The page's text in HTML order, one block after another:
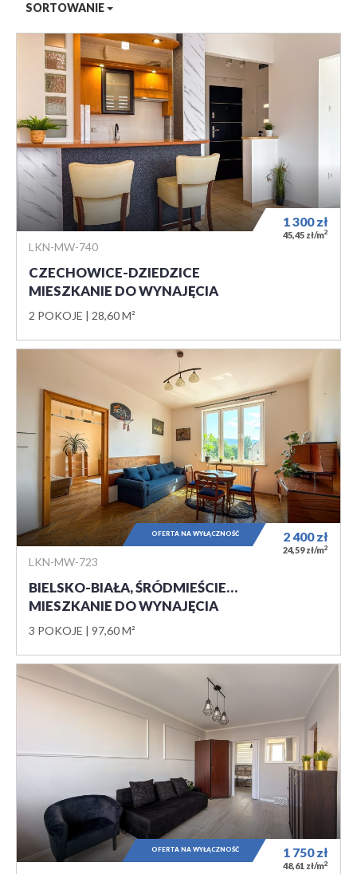
SORTOWANIE
LKN-MW-740
CZECHOWICE-DZIEDZICE
MIESZKANIE DO WYNAJĘCIA
2 POKOJE 28,60 M²
1 300zł
45,45 zł/m2
LKN-MW-723
BIELSKO-BIAŁA, ŚRÓDMIEŚCIE…
MIESZKANIE DO WYNAJĘCIA
3 POKOJE 97,60 M²
2 400zł
24,59 zł/m2
OFERTA NA WYŁĄCZNOŚĆ
1 750zł
48,61 zł/m2
OFERTA NA WYŁĄCZNOŚĆ